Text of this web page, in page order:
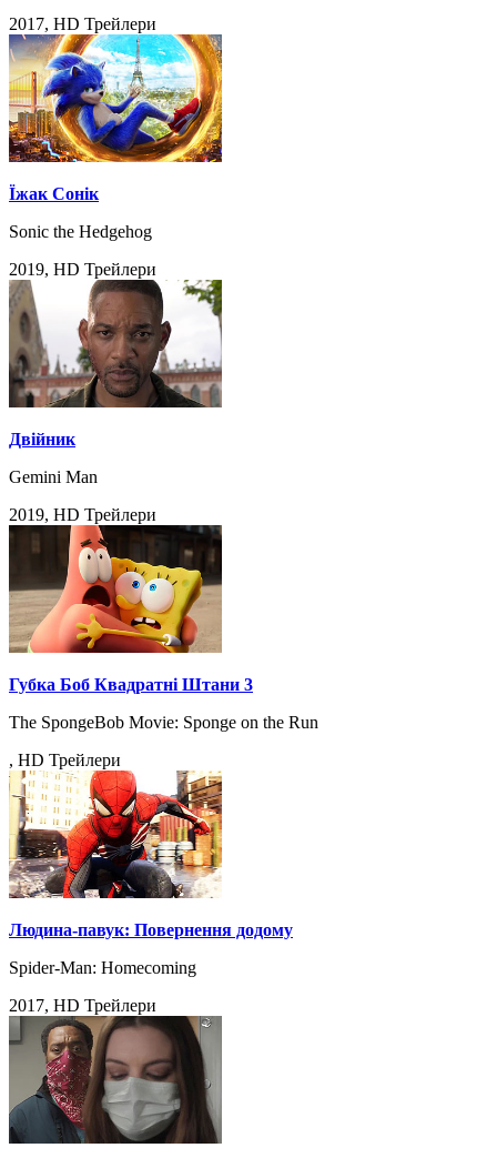
2017, HD Трейлери
Їжак Сонік
Sonic the Hedgehog
2019, HD Трейлери
Двійник
Gemini Man
2019, HD Трейлери
Губка Боб Квадратні Штани 3
The SpongeBob Movie: Sponge on the Run
, HD Трейлери
Людина-павук: Повернення додому
Spider-Man: Homecoming
2017, HD Трейлери